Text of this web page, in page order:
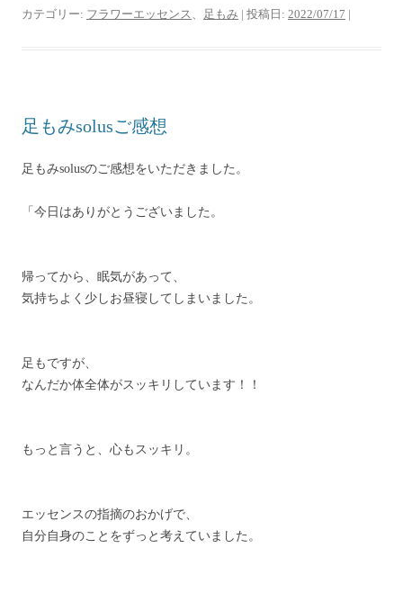
カテゴリー: フラワーエッセンス 、 足もみ | 投稿日: 2022/07/17 |
足もみsolusご感想
足もみsolusのご感想をいただきました。
「今日はありがとうございました。
帰ってから、眠気があって、
気持ちよく少しお昼寝してしまいました。
足もですが、
なんだか体全体がスッキリしています！！
もっと言うと、心もスッキリ。
エッセンスの指摘のおかげで、
自分自身のことをずっと考えていました。